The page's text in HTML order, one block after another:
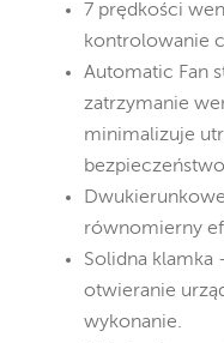
7 prędkości
kontrolowanie
Automatic Fan
zatrzymanie
minimalizuje
równomierny
Solidna klamka
otwieranie
wykonanie.